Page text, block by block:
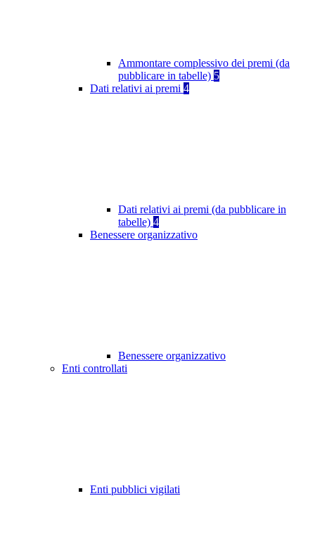
Ammontare complessivo dei premi (da
pubblicare in tabelle) 5
Dati relativi ai premi 4
Dati relativi ai premi (da pubblicare in
tabelle) 4
Benessere organizzativo
Benessere organizzativo
Enti controllati
Enti pubblici vigilati